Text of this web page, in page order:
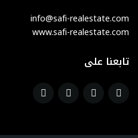
info@safi-realestate.com
www.safi-realestate.com
تابعنا على